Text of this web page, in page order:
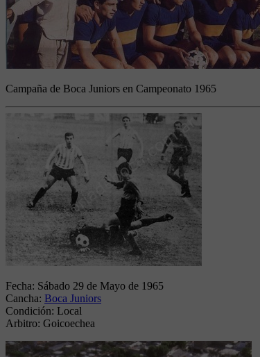
Campaña de Boca Juniors en Campeonato 1965
Fecha: Sábado 29 de Mayo de 1965
Cancha: Boca Juniors
Condición: Local
Arbitro: Goicoechea